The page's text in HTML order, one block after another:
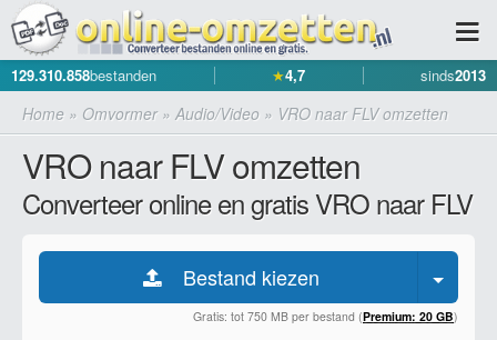
129.310.858bestanden ★4,7 sinds2013
Home » Omvormer» Audio/Video » VRO naar FLV omzetten
VRO naar FLV omzetten
Converteer online en gratis VRO naar FLV
Bestand kiezen
Gratis: tot 750 MB per bestand (Premium: 20 GB)